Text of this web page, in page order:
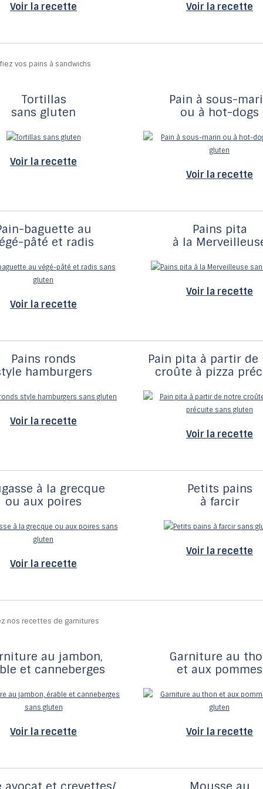
Voir la recette Voir la recette
Tortillas
sans gluten
Voir la recette
Pain à sous-
ou à hot-dogs
Voir la recette
baguette au
pâté et radis
Voir la recette
Pains pita
à la
Voir la recette
Pains ronds
hamburgers
Voir la recette
Pain pita à partir de
croûte à pizza
Voir la recette
à la grecque
ou aux poires
Voir la recette
Petits pains
à farcir
Voir la recette
au jambon,
et canneberges
Voir la recette
Garniture au
et aux pommes
Voir la recette